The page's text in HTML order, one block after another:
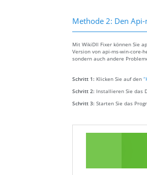
Methode 2: Den
Mit WikiDll Fixer können Sie
Version von api-ms-win-core-
sondern auch andere
Schritt 1: Klicken Sie auf den
Schritt 2: Installieren Sie das
Schritt 3: Starten Sie das